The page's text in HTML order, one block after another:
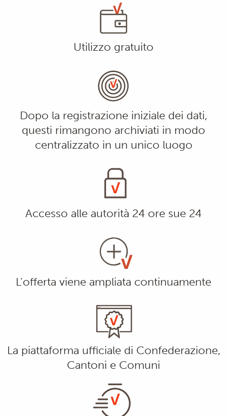
Utilizzo gratuito
Dopo la registrazione iniziale dei dati,
questi rimangono archiviati in modo
centralizzato in un unico luogo
Accesso alle autorità 24 ore sue 24
L’offerta viene ampliata continuamente
La piattaforma ufficiale di Confederazione,
Cantoni e Comuni